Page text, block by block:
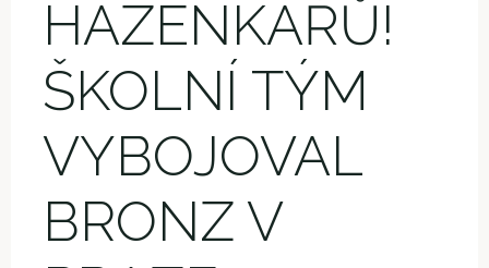
HÁZENKÁŘŮ!
ŠKOLNÍ TÝM
VYBOJOVAL
BRONZ V